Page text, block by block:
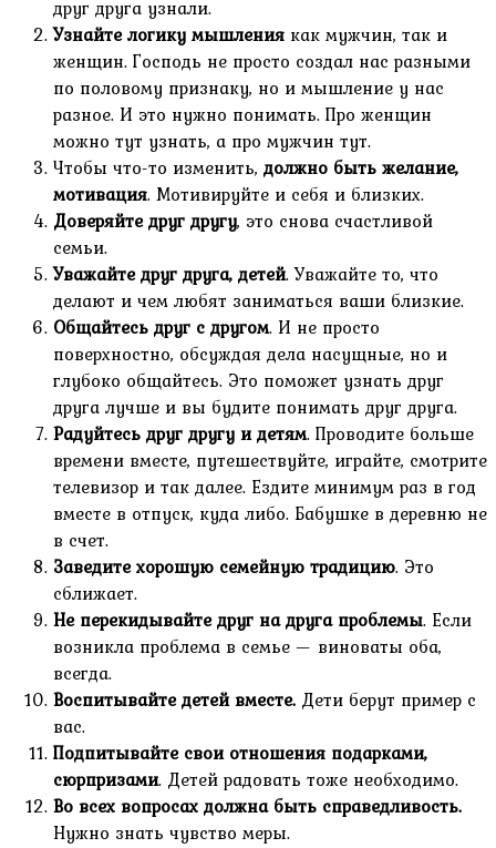
друг друга узнали.
Узнайте логику мышления как мужчин, так и
женщин. Господь не просто создал нас разными
по половому признаку, но и мышление у нас
разное. И это нужно понимать. Про женщин
можно тут узнать, а про мужчин тут.
Чтобы что-то изменить, должно быть желание,
мотивация. Мотивируйте и себя и близких.
Доверяйте друг другу, это снова счастливой
семьи.
Уважайте друг друга, детей. Уважайте то, что
делают и чем любят заниматься ваши близкие.
Общайтесь друг с другом. И не просто
поверхностно, обсуждая дела насущные, но и
глубоко общайтесь. Это поможет узнать друг
друга лучше и вы будите понимать друг друга.
Радуйтесь друг другу и детям. Проводите больше
времени вместе, путешествуйте, играйте, смотрите
телевизор и так далее. Ездите минимум раз в год
вместе в отпуск, куда либо. Бабушке в деревню не
в счет.
Заведите хорошую семейную традицию. Это
сближает.
Не перекидывайте друг на друга проблемы. Если
возникла проблема в семье — виноваты оба,
всегда.
Воспитывайте детей вместе. Дети берут пример с
вас.
Подпитывайте свои отношения подарками,
сюрпризами. Детей радовать тоже необходимо.
Во всех вопросах должна быть справедливость.
Нужно знать чувство меры.